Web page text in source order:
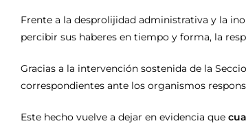
Frente a la desprolijidad administrativa y la
percibir sus haberes en tiempo y forma, la
Gracias a la intervención sostenida de la
correspondientes ante los organismos
Este hecho vuelve a dejar en evidencia que